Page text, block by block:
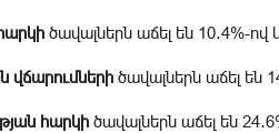
ծավալներն աճել են 10․4%-ով
վճարումների ծավալներն աճել են
հարկի ծավալներն աճել են